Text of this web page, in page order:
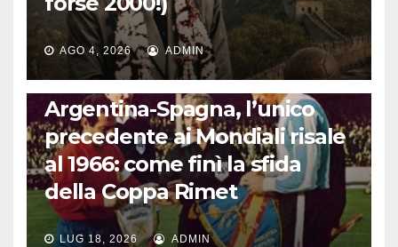
AGO 4, 2026 ADMIN
CALCIO INTERNAZIONALE
Argentina-Spagna, l’unico
precedente ai Mondiali risale
al 1966: come finì la sfida
della Coppa Rimet
LUG 18, 2026 ADMIN